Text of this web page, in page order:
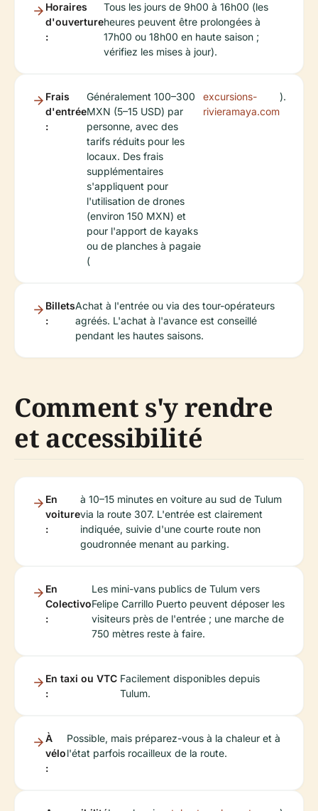
Horaires
d'ouverture
:
Tous les jours de 9h00 à 16h00 (les
heures peuvent être prolongées à
17h00 ou 18h00 en haute saison ;
vérifiez les mises à jour).
Frais
d'entrée
:
Généralement 100–300
MXN (5–15 USD) par
personne, avec des
tarifs réduits pour les
locaux. Des frais
supplémentaires
s'appliquent pour
l'utilisation de drones
(environ 150 MXN) et
pour l'apport de kayaks
ou de planches à pagaie
(
excursions-
rivieramaya.com
).
Billets
:
Achat à l'entrée ou via des tour-opérateurs
agréés. L'achat à l'avance est conseillé
pendant les hautes saisons.
Comment s'y rendre
et accessibilité
En
voiture
:
à 10–15 minutes en voiture au sud de Tulum
via la route 307. L'entrée est clairement
indiquée, suivie d'une courte route non
goudronnée menant au parking.
En
Colectivo
:
Les mini-vans publics de Tulum vers
Felipe Carrillo Puerto peuvent déposer les
visiteurs près de l'entrée ; une marche de
750 mètres reste à faire.
En taxi ou VTC
:
Facilement disponibles depuis
Tulum.
À
vélo
:
Possible, mais préparez-vous à la chaleur et à
l'état parfois rocailleux de la route.